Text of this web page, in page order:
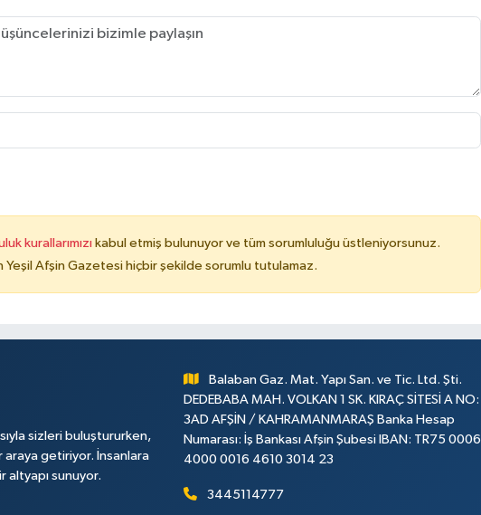
kurallarımızı kabul etmiş bulunuyor ve tüm sorumluluğu üstleniyorsunuz.
Yeşil Afşin Gazetesi hiçbir şekilde sorumlu tutulamaz.
sizleri buluştururken,
getiriyor. İnsanlara
altyapı sunuyor.
Balaban Gaz. Mat. Yapı San. ve Tic. Ltd. Şti.
DEDEBABA MAH. VOLKAN 1 SK. KIRAÇ SİTESİ A NO:
3AD AFŞİN / KAHRAMANMARAŞ Banka Hesap
Numarası: İş Bankası Afşin Şubesi IBAN: TR75 0006
4000 0016 4610 3014 23
3445114777